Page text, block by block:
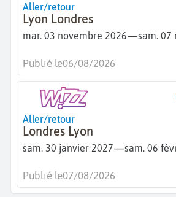
Aller/retour
Lyon Londres
mar. 03 novembre 2026—sam. 07
Publié le06/08/2026
Aller/retour
Londres Lyon
sam. 30 janvier 2027—sam. 06
Publié le07/08/2026